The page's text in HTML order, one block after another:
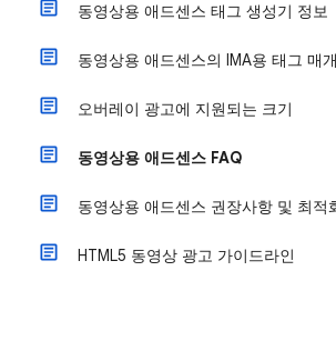
동영상용 애드센스 태그 생성기 정보
동영상용 애드센스의 IMA용 태그 매
오버레이 광고에 지원되는 크기
동영상용 애드센스 FAQ
동영상용 애드센스 권장사항 및 최적
HTML5 동영상 광고 가이드라인